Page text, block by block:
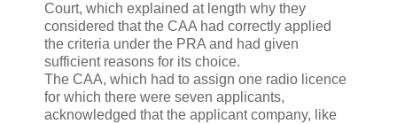
Court, which explained at length why they
considered that the CAA had correctly applied
the criteria under the PRA and had given
sufficient reasons for its choice.
The CAA, which had to assign one radio licence
for which there were seven applicants,
acknowledged that the applicant company, like